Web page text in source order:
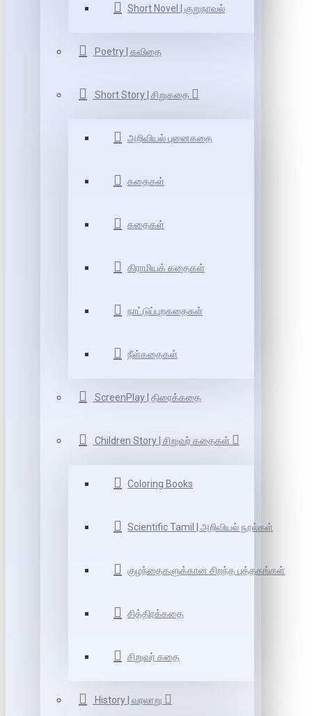
Short Novel | குறுநாவல்
Poetry | கவிதை
Short Story | சிறுகதை
அறிவியல் புனைகதை
கதைகள்
கதைகள்
கிராமியக் கதைகள்
நாட்டுப்புறகதைகள்
நீள்கதைகள்
ScreenPlay | திரைக்கதை
Children Story | சிறுவர் கதைகள்
Coloring Books
Scientific Tamil | அறிவியல் நூல்கள்
குழந்தைகளுக்கான சிறந்த புத்தகங்கள்
சித்திரக்கதை
சிறுவர் கதை
History | வரலாறு